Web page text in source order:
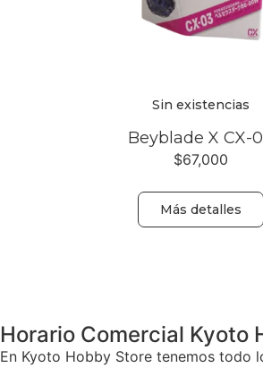
Sin existencias
Beyblade X CX-
$67,000
Más detalles
Horario Comercial Kyoto
En Kyoto Hobby Store tenemos todo